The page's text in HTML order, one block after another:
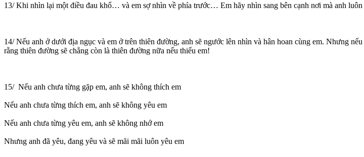
13/ Khi nhìn lại một điều đau khổ… và em sợ nhìn về phía trước… Em hãy nhìn sang bên cạnh nơi mà anh luôn
14/ Nếu anh ở dưới địa ngục và em ở trên thiên đường, anh sẽ ngước lên nhìn và hân hoan cùng em. Nhưng
rằng thiên đường sẽ chẳng còn là thiên đường nữa nếu thiếu em!
15/ Nếu anh chưa từng gặp em, anh sẽ không thích em
Nếu anh chưa từng thích em, anh sẽ không yêu em
Nếu anh chưa từng yêu em, anh sẽ không nhớ em
Nhưng anh đã yêu, đang yêu và sẽ mãi mãi luôn yêu em